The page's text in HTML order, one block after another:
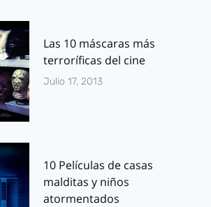
Las 10 máscaras más
terroríficas del cine
Julio 17, 2013
10 Películas de casas
malditas y niños
atormentados